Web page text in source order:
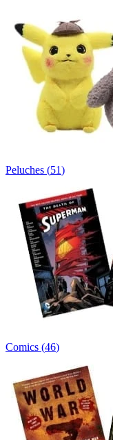
Peluches (51)
Comics (46)